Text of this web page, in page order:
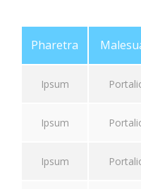
Pharetra
Ipsum
Ipsum
Ipsum